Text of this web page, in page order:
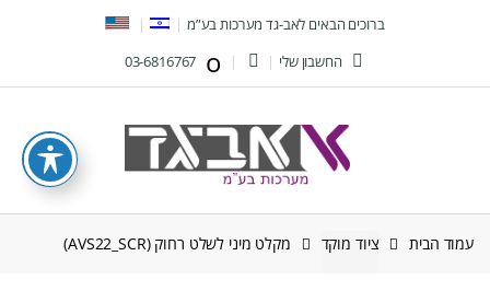
ברוכים הבאים לאב-גד מערכות בע”מ
החשבון שלי
עמוד הבית ציוד מוקד מקלט מיני לשלט רחוק (AVS22_SCR)